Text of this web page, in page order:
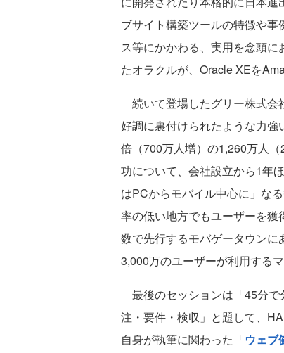
ブサイト構築ツールの特徴や
ス等にかかわる、実用を念頭
たオラクルが、Oracle XEを
続いて登場したグリー株式会
好調に裏付けられたような力
倍（700万人増）の1,260万人
功について、会社設立から1年
はPCからモバイル中心に」な
率の低い地方でもユーザーを
数で先行するモバゲータウン
3,000万のユーザーが利用する
最後のセッションは「45分で
注・要件・検収」と題して、
自身が執筆に関わった「ウェブ